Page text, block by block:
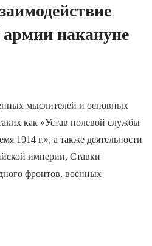
накануне
мыслителей и основных
как «Устав полевой службы
1914 г.», а также деятельности
империи, Ставки
фронтов, военных